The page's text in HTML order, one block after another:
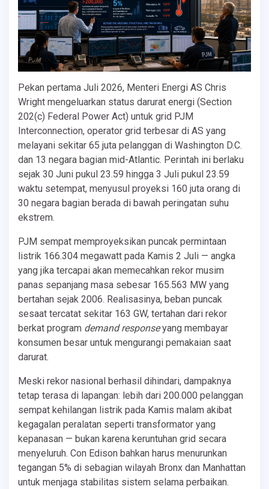
Pekan pertama Juli 2026, Menteri Energi AS Chris
Wright mengeluarkan status darurat energi (Section
202(c) Federal Power Act) untuk grid PJM
Interconnection, operator grid terbesar di AS yang
melayani sekitar 65 juta pelanggan di Washington D.C.
dan 13 negara bagian mid-Atlantic. Perintah ini berlaku
sejak 30 Juni pukul 23.59 hingga 3 Juli pukul 23.59
waktu setempat, menyusul proyeksi 160 juta orang di
30 negara bagian berada di bawah peringatan suhu
ekstrem.
PJM sempat memproyeksikan puncak permintaan
listrik 166.304 megawatt pada Kamis 2 Juli — angka
yang jika tercapai akan memecahkan rekor musim
panas sepanjang masa sebesar 165.563 MW yang
bertahan sejak 2006. Realisasinya, beban puncak
sesaat tercatat sekitar 163 GW, tertahan dari rekor
berkat program demand responseyang membayar
konsumen besar untuk mengurangi pemakaian saat
darurat.
Meski rekor nasional berhasil dihindari, dampaknya
tetap terasa di lapangan: lebih dari 200.000 pelanggan
sempat kehilangan listrik pada Kamis malam akibat
kegagalan peralatan seperti transformator yang
kepanasan — bukan karena keruntuhan grid secara
menyeluruh. Con Edison bahkan harus menurunkan
tegangan 5% di sebagian wilayah Bronx dan Manhattan
untuk menjaga stabilitas sistem selama perbaikan.